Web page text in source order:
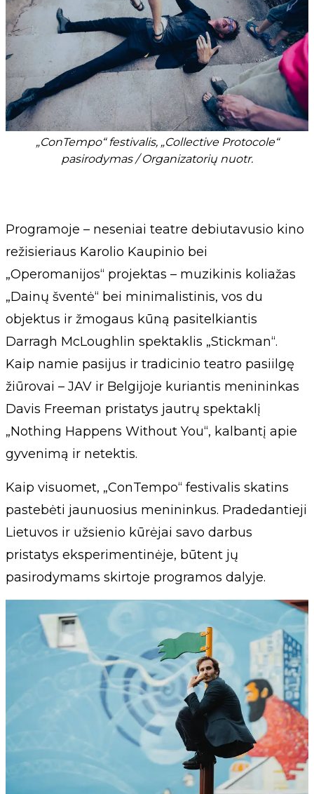
„ConTempo“ festivalis, „Collective Protocole“
pasirodymas / Organizatorių nuotr.
Programoje – neseniai teatre debiutavusio kino
režisieriaus Karolio Kaupinio bei
„Operomanijos“ projektas – muzikinis koliažas
„Dainų šventė“ bei minimalistinis, vos du
objektus ir žmogaus kūną pasitelkiantis
Darragh McLoughlin spektaklis „Stickman“.
Kaip namie pasijus ir tradicinio teatro pasiilgę
žiūrovai – JAV ir Belgijoje kuriantis menininkas
Davis Freeman pristatys jautrų spektaklį
„Nothing Happens Without You“, kalbantį apie
gyvenimą ir netektis.
Kaip visuomet, „ConTempo“ festivalis skatins
pastebėti jaunuosius menininkus. Pradedantieji
Lietuvos ir užsienio kūrėjai savo darbus
pristatys eksperimentinėje, būtent jų
pasirodymams skirtoje programos dalyje.